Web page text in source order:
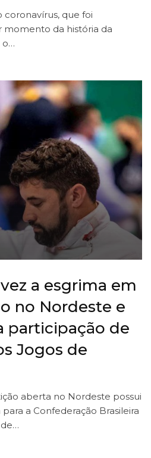
que foi
momento da história da
o…
a esgrima em
no Nordeste e
participação de
Jogos de
aberta no Nordeste possui
a Confederação Brasileira